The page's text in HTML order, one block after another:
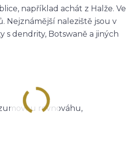
například achát z Halže. Ve
Nejznámější naleziště jsou v
s dendrity, Botswaně a jiných
rovnováhu,